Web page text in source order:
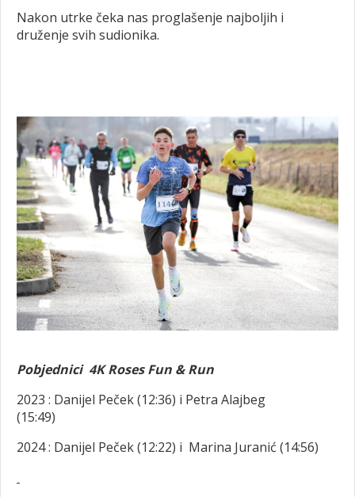
Nakon utrke čeka nas proglašenje najboljih i
druženje svih sudionika.
Pobjednici 4K Roses Fun & Run
2023 : Danijel Peček (12:36) i Petra Alajbeg
(15:49)
2024 : Danijel Peček (12:22) i Marina Juranić (14:56)